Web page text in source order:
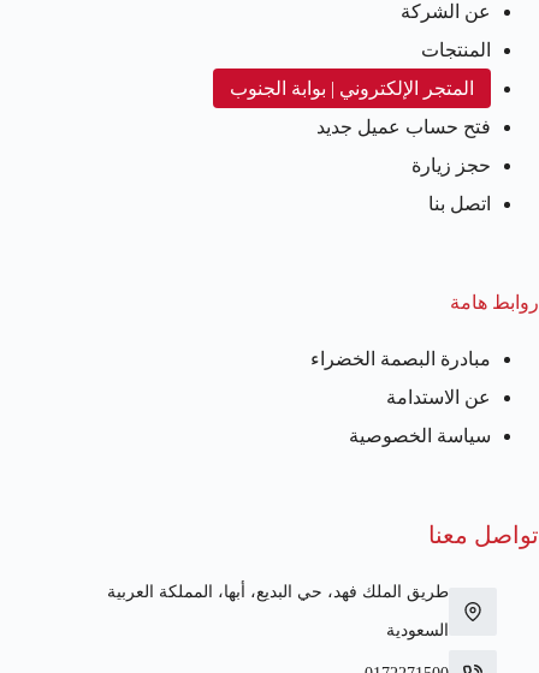
عن الشركة
المنتجات
المتجر الإلكتروني | بوابة الجنوب
فتح حساب عميل جديد
حجز زيارة
اتصل بنا
روابط هامة
مبادرة البصمة الخضراء
عن الاستدامة
سياسة الخصوصية
تواصل معنا
طريق الملك فهد، حي البديع، أبها، المملكة العربية
السعودية